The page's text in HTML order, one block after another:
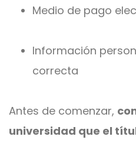
Medio de pago
Información
correcta
Antes de comenzar,
universidad que el